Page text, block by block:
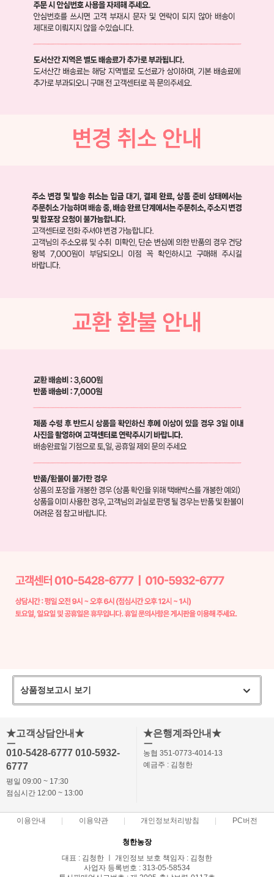
상품정보고시 보기
★고객상담안내★
ㅡ
010-5428-6777 010-5932-
6777
평일 09:00 ~ 17:30
점심시간 12:00 ~ 13:00
★은행계좌안내★
ㅡ
농협 351-0773-4014-13
예금주 : 김청한
이용안내 이용약관 개인정보처리방침 PC버전
청한농장
대표 : 김청한 ㅣ 개인정보 보호 책임자 : 김청한
사업자 등록번호 : 313-05-58534